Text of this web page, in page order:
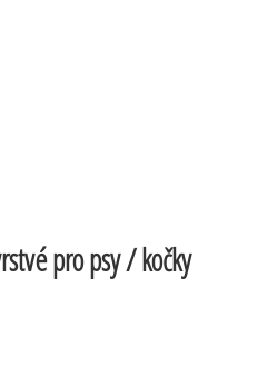
pro psy / kočky